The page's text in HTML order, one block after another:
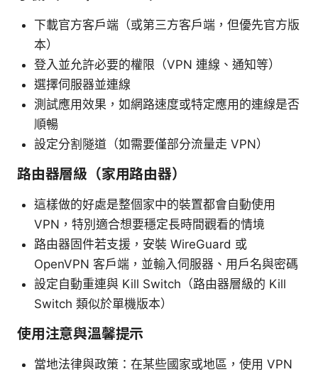
下載官方客戶端（或第三方客戶端，但優先官方版
本）
登入並允許必要的權限（VPN 連線、通知等）
選擇伺服器並連線
測試應用效果，如網路速度或特定應用的連線是否
順暢
設定分割隧道（如需要僅部分流量走 VPN）
路由器層級（家用路由器）
這樣做的好處是整個家中的裝置都會自動使用
VPN，特別適合想要穩定長時間觀看的情境
路由器固件若支援，安裝 WireGuard 或
OpenVPN 客戶端，並輸入伺服器、用戶名與密碼
設定自動重連與 Kill Switch（路由器層級的 Kill
Switch 類似於單機版本）
使用注意與溫馨提示
當地法律與政策：在某些國家或地區，使用 VPN